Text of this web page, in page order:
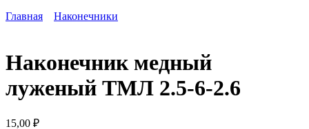
Главная
Наконечники
Наконечник медный
луженый ТМЛ 2.5-6-2.6
15,00 ₽